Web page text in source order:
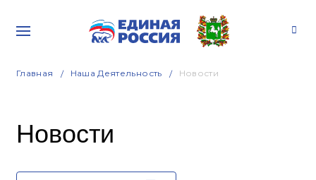
Главная Наша Деятельность Новости
Новости